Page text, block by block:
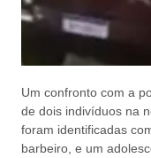
Um confronto com a
de dois indivíduos na
foram identificadas
barbeiro, e um